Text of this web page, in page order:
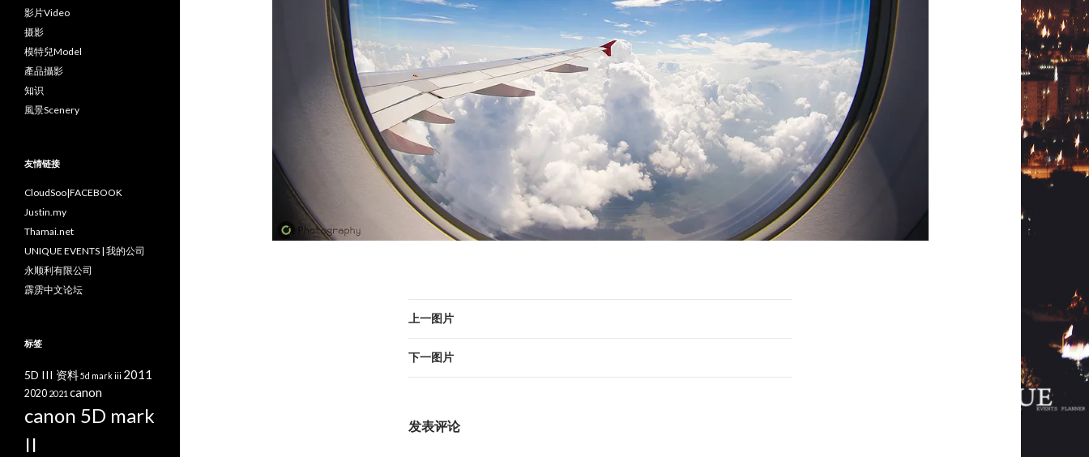
上一图片
下一图片
发表评论
影片Video
摄影
模特兒Model
產品攝影
知识
風景Scenery
友情链接
CloudSoo|FACEBOOK
Justin.my
Thamai.net
UNIQUE EVENTS | 我的公司
永顺利有限公司
霹雳中文论坛
标签
5D III 资料5d mark iii 2011
2020 2021 canon
canon 5D mark
II